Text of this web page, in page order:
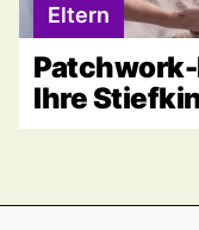
Eltern
Ihre